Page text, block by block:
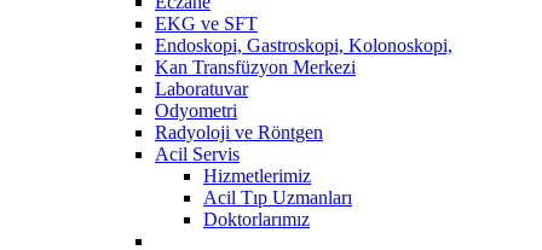
EKG ve SFT
Endoskopi, Gastroskopi, Kolonoskopi,
Kan Transfüzyon Merkezi
Laboratuvar
Odyometri
Radyoloji ve Röntgen
Acil Servis
Hizmetlerimiz
Acil Tıp Uzmanları
Doktorlarımız